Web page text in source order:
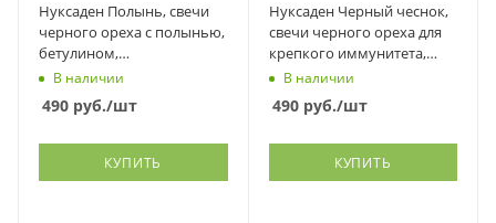
Нуксаден Полынь, свечи
черного ореха с полынью,
бетулином,
дигидрокверцетином,
Фитэко, 10 шт
В наличии
490 руб./шт
КУПИТЬ
Нуксаден Черный чеснок,
свечи черного ореха для
крепкого иммунитета,
Фитэко, 10 шт
В наличии
490руб./шт
КУПИТЬ